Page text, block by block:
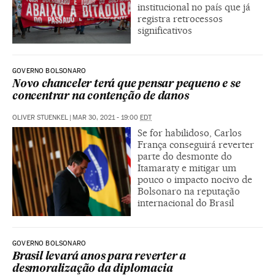
institucional no país que já
registra retrocessos
significativos
GOVERNO BOLSONARO
Novo chanceler terá que pensar pequeno e se
concentrar na contenção de danos
OLIVER STUENKEL | MAR 30, 2021 - 19:00 EDT
Se for habilidoso, Carlos
França conseguirá reverter
parte do desmonte do
Itamaraty e mitigar um
pouco o impacto nocivo de
Bolsonaro na reputação
internacional do Brasil
GOVERNO BOLSONARO
Brasil levará anos para reverter a
desmoralização da diplomacia